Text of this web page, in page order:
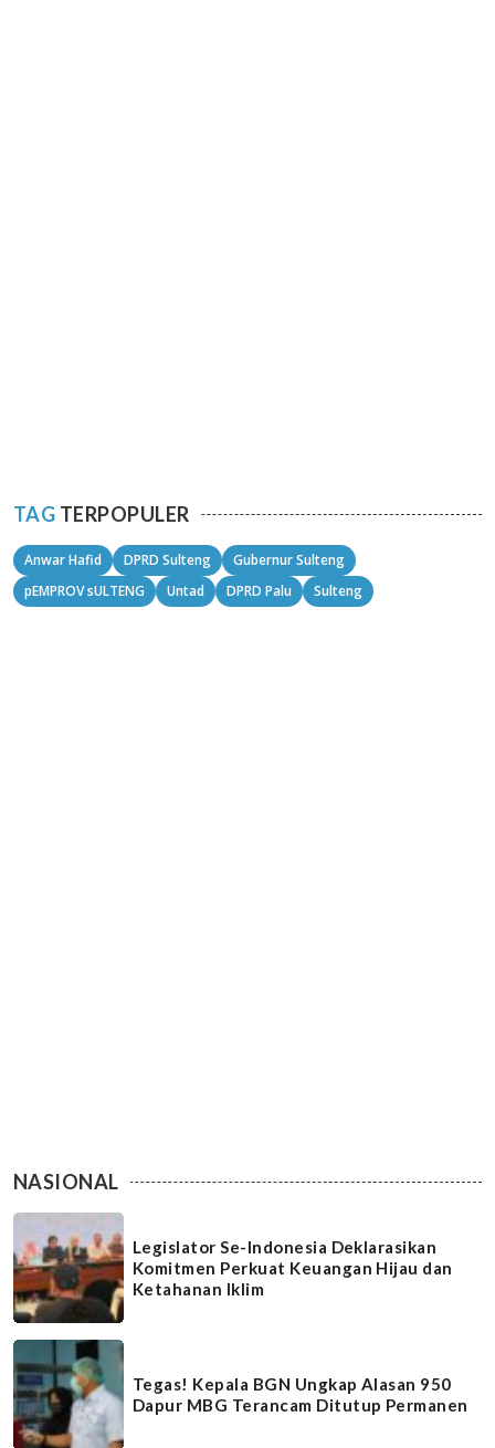
TAG TERPOPULER
Anwar Hafid DPRD Sulteng
Gubernur Sulteng
pEMPROV sULTENG
Untad DPRD Palu Sulteng
NASIONAL
Legislator Se-Indonesia Deklarasikan
Komitmen Perkuat Keuangan Hijau dan
Ketahanan Iklim
Tegas! Kepala BGN Ungkap Alasan 950
Dapur MBG Terancam Ditutup Permanen